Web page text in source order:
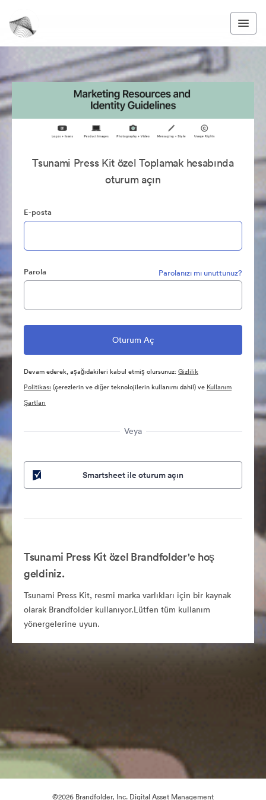
Tsunami Press Kit özel Toplamak hesabında
oturum açın
E-posta
Parola Parolanızı mı unuttunuz?
Devam ederek, aşağıdakileri kabul etmiş olursunuz:Gizlilik
Politikası (çerezlerin ve diğer teknolojilerin kullanımı dahil) ve Kullanım
Şartları
Veya
Smartsheet ile oturum açın
Tsunami Press Kit özel Brandfolder'e hoş
geldiniz.
Tsunami Press Kit, resmi marka varlıkları için bir kaynak
olarak Brandfolder kullanıyor.Lütfen tüm kullanım
yönergelerine uyun.
©2026 Brandfolder, Inc. Digital Asset Management